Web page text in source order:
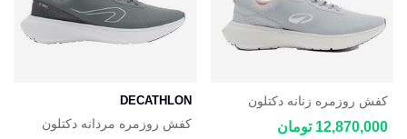
کفش روزمره زنانه دکتلون
DECATHLON JOGFLOW
12,870,000 تومان
DECATHLON
کفش روزمره مردانه دکتلون